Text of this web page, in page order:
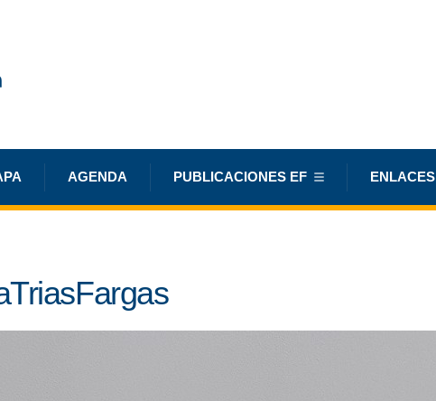
AGENDA PUBLICACIONES EF ENLACES